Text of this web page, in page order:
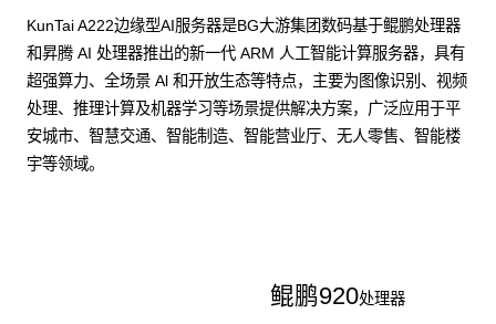
KunTai A222边缘型AI服务器是BG大游集团数码基于鲲鹏处理器
和昇腾 AI 处理器推出的新一代 ARM 人工智能计算服务器，具有
超强算力、全场景 Al 和开放生态等特点，主要为图像识别、视频
处理、推理计算及机器学习等场景提供解决方案，广泛应用于平
安城市、智慧交通、智能制造、智能营业厅、无人零售、智能楼
宇等领域。
鲲鹏920处理器